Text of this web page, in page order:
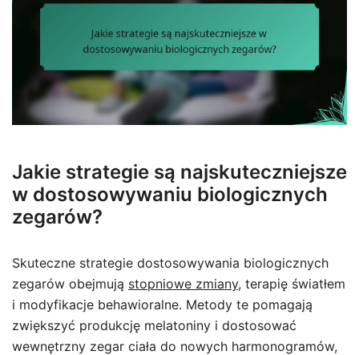
Jakie strategie są najskuteczniejsze
w dostosowywaniu biologicznych
zegarów?
Skuteczne strategie dostosowywania biologicznych
zegarów obejmują stopniowe zmiany, terapię światłem
i modyfikacje behawioralne. Metody te pomagają
zwiększyć produkcję melatoniny i dostosować
wewnętrzny zegar ciała do nowych harmonogramów,